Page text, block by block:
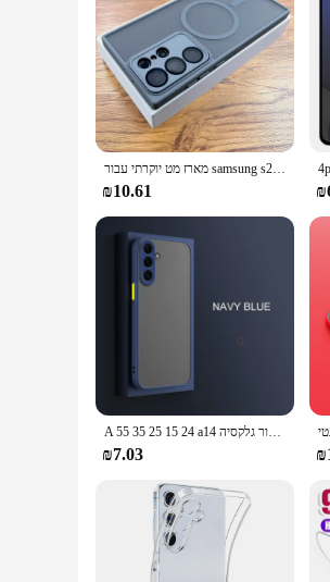
your dishwasher remains a reliable
מארז מט יוקרתי עבור samsung s24 23 s22 אולטרה פלוס s23אולטרה s24אולטרה s 24 אולטרה עבור כיסוי זכוכית מצלמה אלחוטית Magsure
₪10.61
A 55 35 25 15 24 a14 תיק קשה עבור גלקסיה Samsung הגלקסיה a55 a35 a25 a15 a24 a14 a54 a-34 a05s 4g 5g סיליקון קפור בחזרה לכסות 34 54
₪7.03